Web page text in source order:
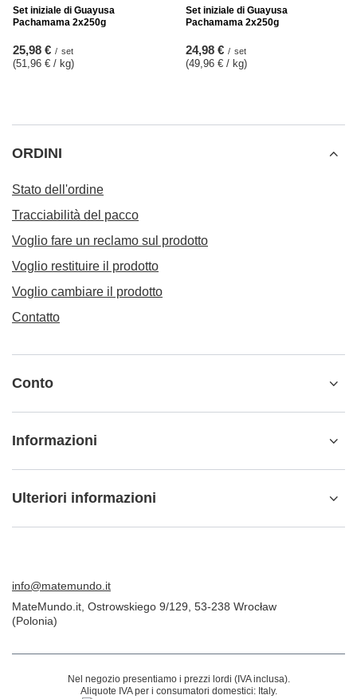
Set iniziale di Guayusa
Pachamama 2x250g
25,98 € / set
(51,96 € / kg)
Set iniziale di Guayusa
Pachamama 2x250g
24,98 € / set
(49,96 € / kg)
ORDINI
Stato dell'ordine
Tracciabilità del pacco
Voglio fare un reclamo sul prodotto
Voglio restituire il prodotto
Voglio cambiare il prodotto
Contatto
Conto
Informazioni
Ulteriori informazioni
info@matemundo.it
MateMundo.it Ostrowskiego 9/129 53-238 Wrocław
(Polonia)
Nel negozio presentiamo i prezzi lordi (IVA inclusa).
Aliquote IVA per i consumatori domestici: Italy.